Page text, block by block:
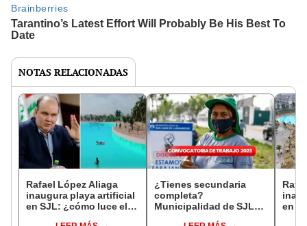
NOTAS RELACIONADAS
Rafael López Aliaga
inaugura playa artificial
en SJL: ¿cómo luce el
¿Tienes secundaria
completa?
Municipalidad de SJL
en